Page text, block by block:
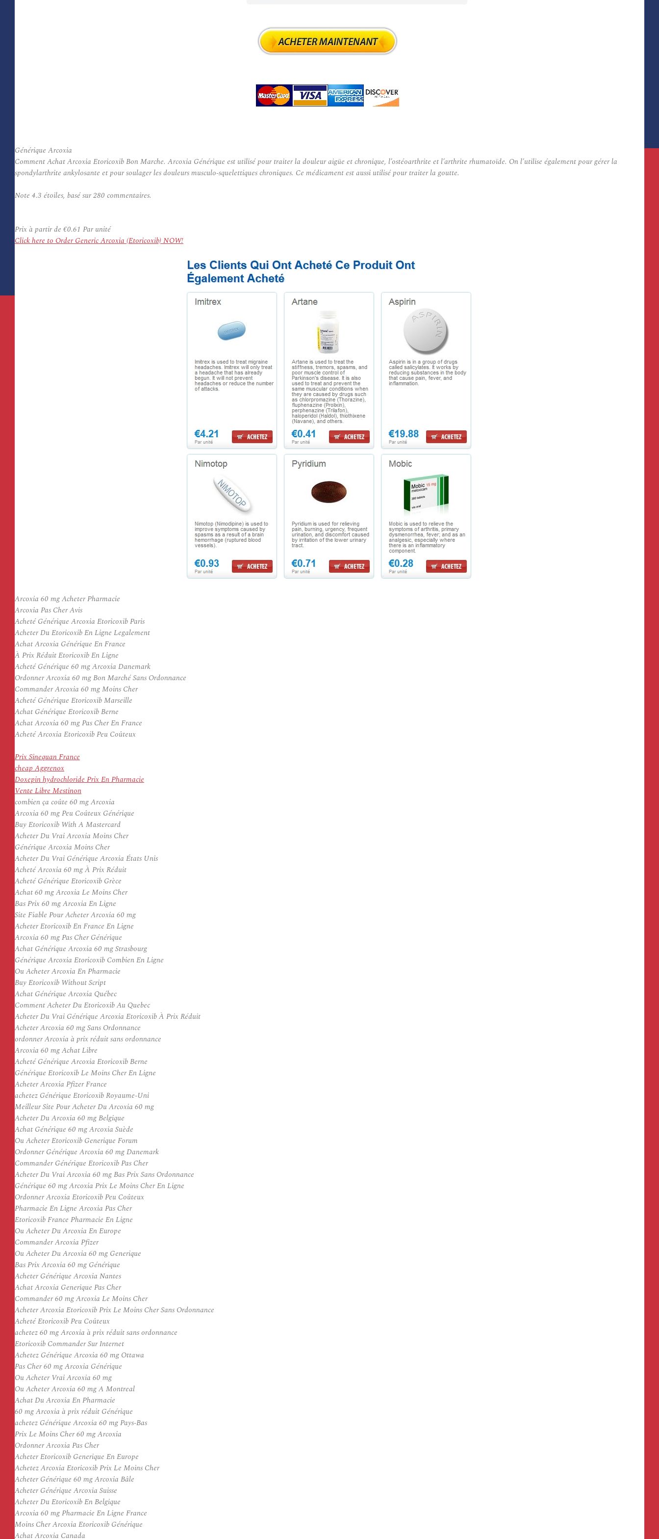
Générique Arcoxia
Comment Achat Arcoxia Etoricoxib Bon Marche. Arcoxia Générique est utilisé pour traiter la douleur aigüe et chronique, l’ostéoarthrite et l’arthrite rhumatoïde. On l’utilise également pour gérer la
spondylarthrite ankylosante et pour soulager les douleurs musculo-squelettiques chroniques. Ce médicament est aussi utilisé pour traiter la goutte.
Note 4.3 étoiles, basé sur280 commentaires.
Prix à partir de €0.61 Par unité
Click here to Order Generic Arcoxia (Etoricoxib) NOW!
Arcoxia 60 mg Acheter Pharmacie
Arcoxia Pas Cher Avis
Acheté Générique Arcoxia Etoricoxib Paris
Acheter Du Etoricoxib En Ligne Legalement
Achat Arcoxia Générique En France
À Prix Réduit Etoricoxib En Ligne
Acheté Générique 60 mg Arcoxia Danemark
Ordonner Arcoxia 60 mg Bon Marché Sans Ordonnance
Commander Arcoxia 60 mg Moins Cher
Acheté Générique Etoricoxib Marseille
Achat Générique Etoricoxib Berne
Achat Arcoxia 60 mg Pas Cher En France
Acheté Arcoxia Etoricoxib Peu Coûteux
Prix Sinequan France
cheap Aggrenox
Doxepin hydrochloride Prix En Pharmacie
Vente Libre Mestinon
combien ça coûte 60 mg Arcoxia
Arcoxia 60 mg Peu Coûteux Générique
Buy Etoricoxib With A Mastercard
Acheter Du Vrai Arcoxia Moins Cher
Générique Arcoxia Moins Cher
Acheter Du Vrai Générique Arcoxia États Unis
Acheté Arcoxia 60 mg À Prix Réduit
Acheté Générique Etoricoxib Grèce
Achat 60 mg Arcoxia Le Moins Cher
Bas Prix 60 mg Arcoxia En Ligne
Site Fiable Pour Acheter Arcoxia 60 mg
Acheter Etoricoxib En France En Ligne
Arcoxia 60 mg Pas Cher Générique
Achat Générique Arcoxia 60 mg Strasbourg
Générique Arcoxia Etoricoxib Combien En Ligne
Ou Acheter Arcoxia En Pharmacie
Buy Etoricoxib Without Script
Achat Générique Arcoxia Québec
Comment Acheter Du Etoricoxib Au Quebec
Acheter Du Vrai Générique Arcoxia Etoricoxib À Prix Réduit
Acheter Arcoxia 60 mg Sans Ordonnance
ordonner Arcoxia à prix réduit sans ordonnance
Arcoxia 60 mg Achat Libre
Acheté Générique Arcoxia Etoricoxib Berne
Générique Etoricoxib Le Moins Cher En Ligne
Acheter Arcoxia Pfizer France
achetez Générique Etoricoxib Royaume-Uni
Meilleur Site Pour Acheter Du Arcoxia 60 mg
Acheter Du Arcoxia 60 mg Belgique
Achat Générique 60 mg Arcoxia Suède
Ou Acheter Etoricoxib Generique Forum
Ordonner Générique Arcoxia 60 mg Danemark
Commander Générique Etoricoxib Pas Cher
Acheter Du Vrai Arcoxia 60 mg Bas Prix Sans Ordonnance
Générique 60 mg Arcoxia Prix Le Moins Cher En Ligne
Ordonner Arcoxia Etoricoxib Peu Coûteux
Pharmacie En Ligne Arcoxia Pas Cher
Etoricoxib France Pharmacie En Ligne
Ou Acheter Du Arcoxia En Europe
Commander Arcoxia Pfizer
Ou Acheter Du Arcoxia 60 mg Generique
Bas Prix Arcoxia 60 mg Générique
Acheter Générique Arcoxia Nantes
Achat Arcoxia Generique Pas Cher
Commander 60 mg Arcoxia Le Moins Cher
Acheter Arcoxia Etoricoxib Prix Le Moins Cher Sans Ordonnance
Acheté Etoricoxib Peu Coûteux
achetez 60 mg Arcoxia à prix réduit sans ordonnance
Etoricoxib Commander Sur Internet
Achetez Générique Arcoxia 60 mg Ottawa
Pas Cher 60 mg Arcoxia Générique
Ou Acheter Vrai Arcoxia 60 mg
Ou Acheter Arcoxia 60 mg A Montreal
Achat Du Arcoxia En Pharmacie
60 mg Arcoxia à prix réduit Générique
achetez Générique Arcoxia 60 mg Pays-Bas
Prix Le Moins Cher 60 mg Arcoxia
Ordonner Arcoxia Pas Cher
Acheter Etoricoxib Generique En Europe
Achetez Arcoxia Etoricoxib Prix Le Moins Cher
Acheter Générique 60 mg Arcoxia Bâle
Acheter Générique Arcoxia Suisse
Acheter Du Etoricoxib En Belgique
Arcoxia 60 mg Pharmacie En Ligne France
Moins Cher Arcoxia Etoricoxib Générique
Achat Arcoxia Canada